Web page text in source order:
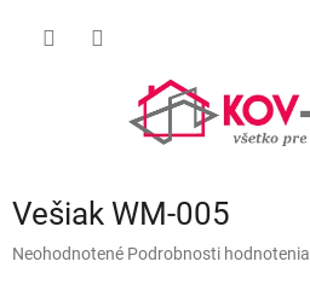
Vešiak WM-005
Priemerné
Neohodnotené Podrobnosti hodnotenia